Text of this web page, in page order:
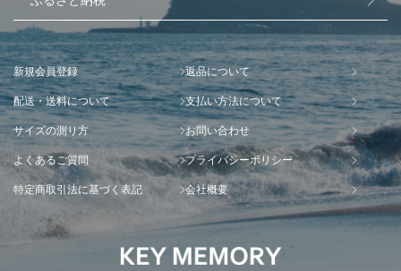
新規会員登録 返品について
配送・送料について 支払い方法について
サイズの測り方 お問い合わせ
よくあるご質問 プライバシーポリシー
特定商取引法に基づく表記 会社概要